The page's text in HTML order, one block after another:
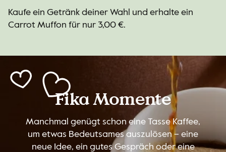
Kaufe ein Getränk deiner Wahl und erhalte ein
Carrot Muffon für nur 3,00 €.
Fika Momente
Manchmal genügt schon eine Tasse Kaffee,
um etwas Bedeutsames auszulösen – eine
neue Idee, ein gutes Gespräch oder eine